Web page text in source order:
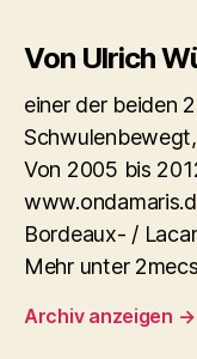
Von Ulrich
einer der beiden
Von 2005 bis
Bordeaux- /
Mehr unter
Archiv anzeigen →